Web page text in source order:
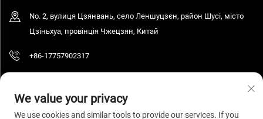
No. 2, вулиця Цзянвань, село Леншуцзєн, район Шусі, місто
Цзіньхуа, провінція Чжецзян, Китай
+86-17757902317
We value your privacy
We use cookies and similar tools to provide our services. If you